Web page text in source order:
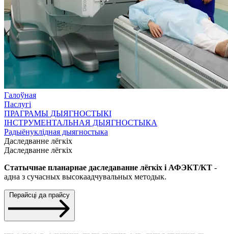
Галоўная
Паслугі
ПРАГРАМЫ ДЫЯГНОСТЫКІ
ІНСТРУМЕНТАЛЬНАЯ ДЫЯГНОСТЫКА
Радыёнуклідная дыягностыка
Даследванне лёгкіх
Даследванне лёгкіх
Статычнае планарнае даследаванне лёгкіх і АФЭКТ/КТ -
адна з сучасных высокаадчувальных методык.
Перайсці да прайсу